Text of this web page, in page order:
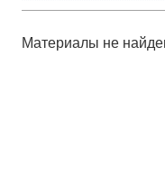
Материалы не